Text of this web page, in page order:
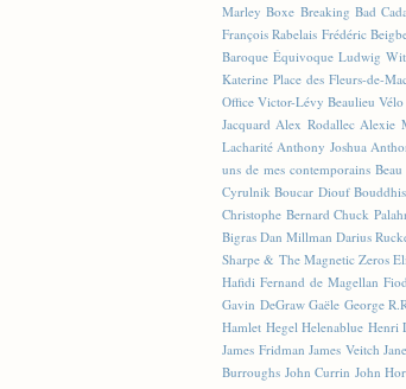
Marley Boxe Breaking Bad
François Rabelais Frédéric
Baroque Équivoque Ludwig
Katerine Place des Fleurs-de-
Office Victor-Lévy Beaulieu Vélo
Jacquard Alex Rodallec Alexie
Lacharité Anthony Joshua
uns de mes contemporains
Cyrulnik Boucar Diouf
Christophe Bernard Chuck
Bigras Dan Millman Darius
Sharpe & The Magnetic Zeros
Hafidi Fernand de Magellan
Gavin DeGraw Gaële George
Hamlet Hegel Helenablue Henri
James Fridman James Veitch
Burroughs John Currin John